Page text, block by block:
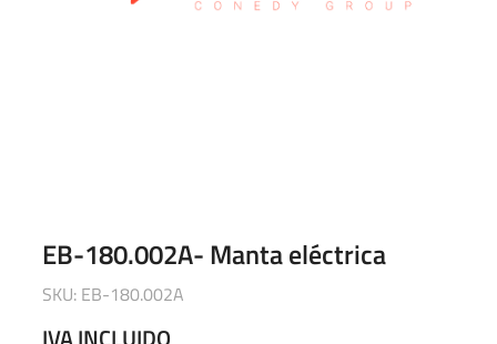
EB-180.002A- Manta eléctrica
SKU: EB-180.002A